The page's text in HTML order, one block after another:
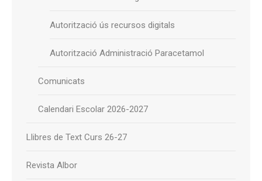
Autorització ús recursos digitals
Autorització Administració Paracetamol
Comunicats
Calendari Escolar 2026-2027
Llibres de Text Curs 26-27
Revista Albor